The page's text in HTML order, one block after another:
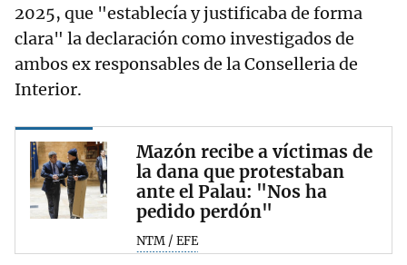
2025, que "establecía y justificaba de forma
clara" la declaración como investigados de
ambos ex responsables de la Conselleria de
Interior.
Mazón recibe a víctimas de
la dana que protestaban
ante el Palau: "Nos ha
pedido perdón"
NTM / EFE